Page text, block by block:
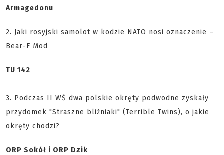
Armagedonu
2. Jaki rosyjski samolot w kodzie NATO nosi oznaczenie –
Bear-F Mod
TU 142
3. Podczas II WŚ dwa polskie okręty podwodne zyskały
przydomek "Straszne bliźniaki" (Terrible Twins), o jakie
okręty chodzi?
ORP Sokół i ORP Dzik